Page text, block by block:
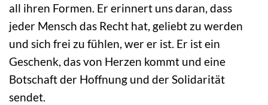
all ihren Formen. Er erinnert uns daran, dass
jeder Mensch das Recht hat, geliebt zu werden
und sich frei zu fühlen, wer er ist. Er ist ein
Geschenk, das von Herzen kommt und eine
Botschaft der Hoffnung und der Solidarität
sendet.